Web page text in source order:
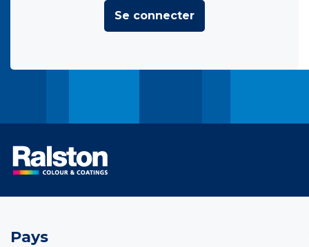
Se connecter
Pays